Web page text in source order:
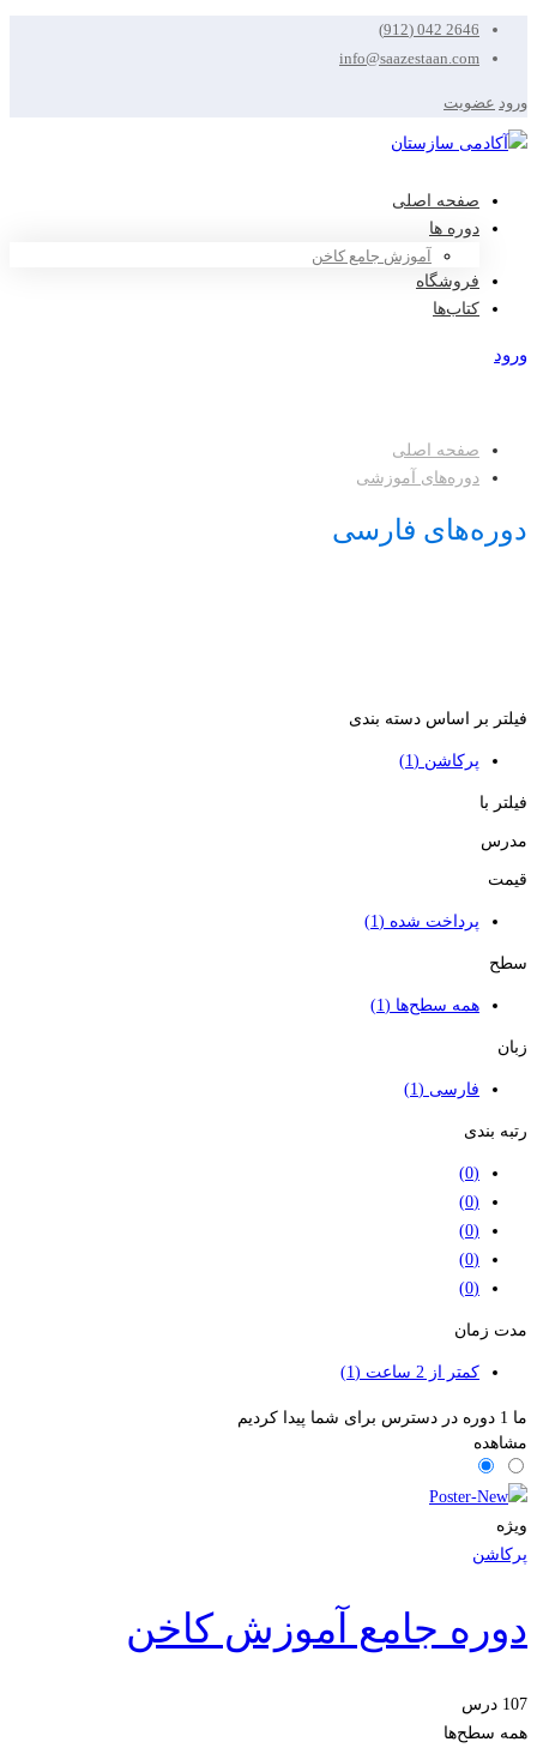
2646 042 (912)
info@saazestaan.com
ورود عضویت
صفحه اصلی
دوره ها
آموزش جامع کاخن
فروشگاه
کتاب‌ها
ورود
صفحه اصلی
دوره‌های آموزشی
دوره‌های فارسی
فیلتر بر اساس دسته بندی
پرکاشن (1)
فیلتر با
مدرس
قیمت
پرداخت شده (1)
سطح
همه سطح‌ها (1)
زبان
فارسی (1)
رتبه بندی
(0)
(0)
(0)
(0)
(0)
مدت زمان
کمتر از 2 ساعت (1)
ما 1 دوره در دسترس برای شما پیدا کردیم
مشاهده
ویژه
پرکاشن
دوره جامع آموزش کاخن
107 درس
همه سطح‌ها